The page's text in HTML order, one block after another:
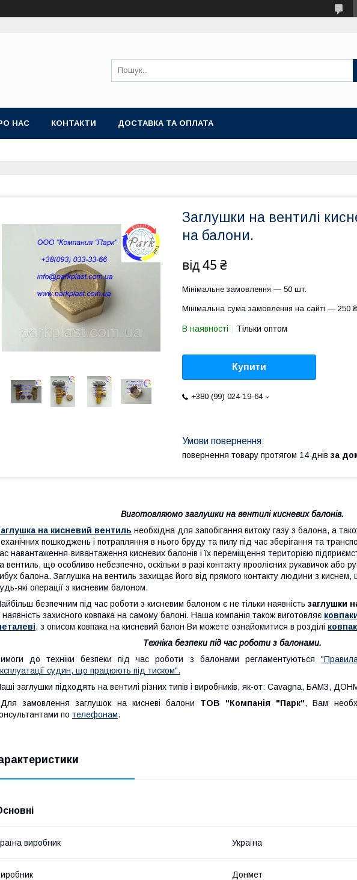
НАС КОНТАКТИ ДОСТАВКА ТА ОПЛАТА
Заглушки на вентилі
на балони.
від45 ₴
Мінімальне замовлення — 50 шт.
Мінімальна сума замовлення на сайті — 250 ₴
В наявності Тільки оптом
Купити
+380 (99) 024-19-64
повернення товару протягом 14 днів за
Виготовляюмо заглушки на вентилі кисневих балонів.
на кисневий вентиль необхідна для запобігання витоку газу з балона, а
пошкоджень і потрапляння в нього бруду та пилу під час зберігання та
навантаження-вивантаження кисневих балонів і їх переміщення територією
вентиль, що особливо небезпечно, оскільки в разі контакту проолієних рукавичок або
балона. Заглушка на вентиль захищає його від прямого контакту людини з
які операції з кисневим балоном.
безпечним під час роботи з кисневим балоном є не тільки наявність заглушки
наявність захисного ковпака на самому балоні. Наша компанія також виготовляє
, з описом ковпака на кисневий балон Ви можете ознайомитися в розділі
Техніка безпеки під час роботи з балонами.
до техніки безпеки під час роботи з балонами регламентуються
судин, що працюють під тиском".
заглушки підходять на вентилі різних типів і виробників, як-от: Cavagna, БАМЗ,
Для замовлення заглушок на кисневі балони ТОВ "Компанія "Парк", Вам
по телефонам.
виробник Україна
Донмет